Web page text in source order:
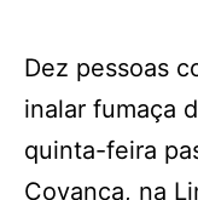
Dez pessoas
inalar fumaça
quinta-feira
Covanca, na